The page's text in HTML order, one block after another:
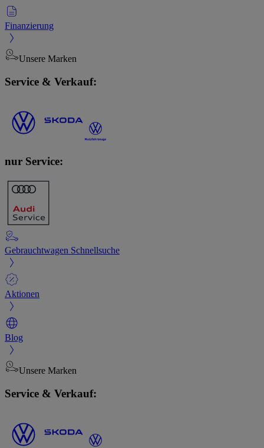
Finanzierung
Unsere Marken
Service & Verkauf:
nur Service:
Gebrauchtwagen Schnellsuche
Aktionen
Blog
Unsere Marken
Service & Verkauf: